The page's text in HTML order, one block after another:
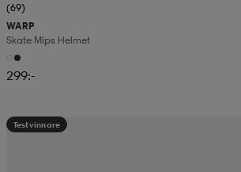
(69)
WARP
Skate Mips Helmet
299:-
Testvinnare